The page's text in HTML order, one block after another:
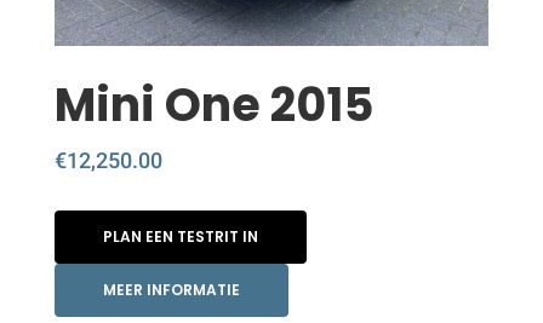
Mini One 2015
€12,250.00
PLAN EEN TESTRIT IN
MEER INFORMATIE